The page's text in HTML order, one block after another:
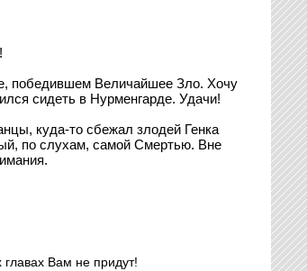
победившем Величайшее Зло. Хочу
сидеть в Нурменгарде. Удачи!
куда-то сбежал злодей Генка
по слухам, самой Смертью. Вне
Вам не придут!